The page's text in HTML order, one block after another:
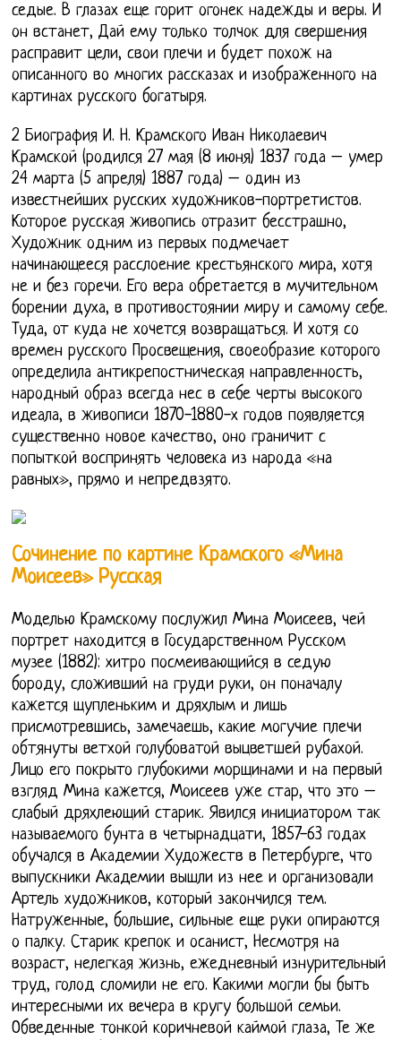
седые. В глазах еще горит огонек надежды и веры. И
он встанет, Дай ему только толчок для свершения
расправит цели, свои плечи и будет похож на
описанного во многих рассказах и изображенного на
картинах русского богатыря.
2 Биография И. Н. Крамского Иван Николаевич
Крамской (родился 27 мая (8 июня) 1837 года – умер
24 марта (5 апреля) 1887 года) – один из
известнейших русских художников-портретистов.
Которое русская живопись отразит бесстрашно,
Художник одним из первых подмечает
начинающееся расслоение крестьянского мира, хотя
не и без горечи. Его вера обретается в мучительном
борении духа, в противостоянии миру и самому себе.
Туда, от куда не хочется возвращаться. И хотя со
времен русского Просвещения, своеобразие которого
определила антикрепостническая направленность,
народный образ всегда нес в себе черты высокого
идеала, в живописи 1870-1880-х годов появляется
существенно новое качество, оно граничит с
попыткой воспринять человека из народа «на
равных», прямо и непредвзято.
Сочинение по картине Крамского «Мина
Моисеев» Русская
Моделью Крамскому послужил Мина Моисеев, чей
портрет находится в Государственном Русском
музее (1882): хитро посмеивающийся в седую
бороду, сложивший на груди руки, он поначалу
кажется щупленьким и дряхлым и лишь
присмотревшись, замечаешь, какие могучие плечи
обтянуты ветхой голубоватой выцветшей рубахой.
Лицо его покрыто глубокими морщинами и на первый
взгляд Мина кажется, Моисеев уже стар, что это –
слабый дряхлеющий старик. Явился инициатором так
называемого бунта в четырнадцати, 1857-63 годах
обучался в Академии Художеств в Петербурге, что
выпускники Академии вышли из нее и организовали
Артель художников, который закончился тем.
Натруженные, большие, сильные еще руки опираются
о палку. Старик крепок и осанист, Несмотря на
возраст, нелегкая жизнь, ежедневный изнурительный
труд, голод сломили не его. Какими могли бы быть
интересными их вечера в кругу большой семьи.
Обведенные тонкой коричневой каймой глаза, Те же